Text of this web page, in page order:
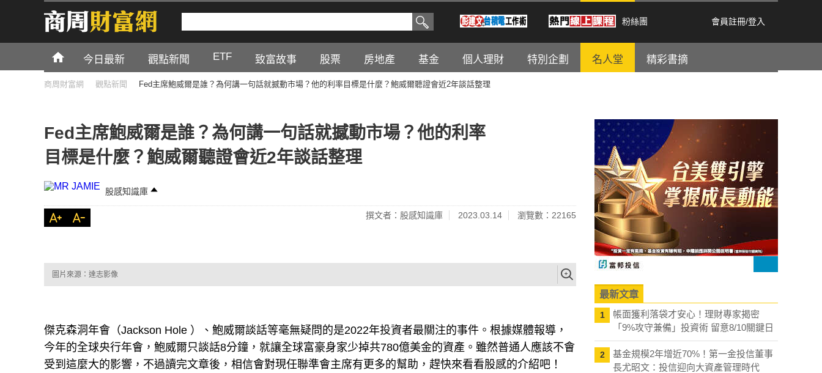
粉絲團 會員註冊/登入
今日最新 觀點新聞 ETF 致富故事 股票 房地產 基金 個人理財 特別企劃 名人堂 精彩書摘
商周財富網 觀點新聞 Fed主席鮑威爾是誰？為何講一句話就撼動市場？他的利率目標是什麼？鮑威爾聽證會近2年談話整理
Fed主席鮑威爾是誰？為何講一句話就撼動市場？他的利率
目標是什麼？鮑威爾聽證會近2年談話整理
股感知識庫
撰文者：股感知識庫 2023.03.14 瀏覽數：22165
圖片來源：達志影像
傑克森洞年會（Jackson Hole ）、鮑威爾談話等毫無疑問的是2022年投資者最關注的事件。根據媒體報導，
今年的全球央行年會，鮑威爾只談話8分鐘，就讓全球富豪身家少掉共780億美金的資產。雖然普通人應該不會
受到這麼大的影響，不過讀完文章後，相信會對現任聯準會主席有更多的幫助，趕快來看看股感的介紹吧！
最新文章
1
帳面獲利落袋才安心！理財專家揭密
「9%攻守兼備」投資術 留意8/10關鍵日
2
基金規模2年增近70%！第一金投信董事
長尤昭文：投信迎向大資產管理時代